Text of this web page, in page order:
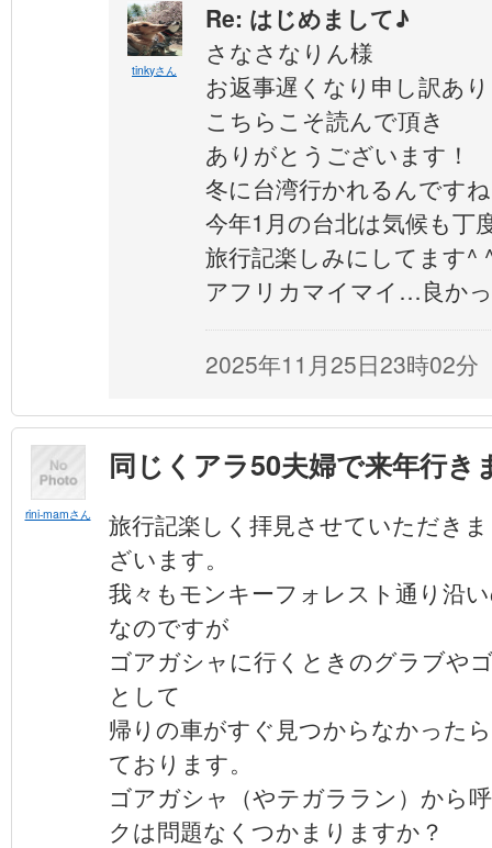
tinkyさん
Re: はじめまして♪
さなさなりん様
お返事遅くなり申し訳あ
こちらこそ読んで頂き
ありがとうございます！
冬に台湾行かれるんです
今年1月の台北は気候も丁
旅行記楽しみにしてます^
アフリカマイマイ…良か
2025年11月25日23時02分
rini-mamさん
同じくアラ50夫婦で来年行き
旅行記楽しく拝見させていただき
ざいます。
我々もモンキーフォレスト通り沿
なのですが
ゴアガシャに行くときのグラブや
として
帰りの車がすぐ見つからなかった
ております。
ゴアガシャ（やテガララン）から
クは問題なくつかまりますか？